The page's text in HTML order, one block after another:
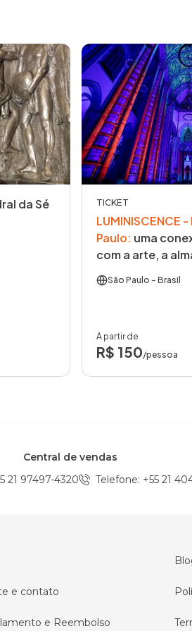
da Sé TICKET
LUMINISCENCE
Paulo: uma
com a arte, a
São Paulo - Brasil
A partir de
R$ 150/pessoa
Central de vendas
21 97497-4320 Telefone: +55 21
e contato
e Reembolso